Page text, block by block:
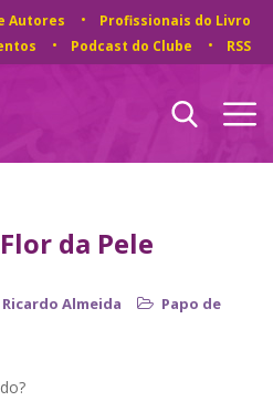
Autores
Profissionais do Livro
Podcast do Clube RSS
da Pele
Ricardo Almeida
Papo de